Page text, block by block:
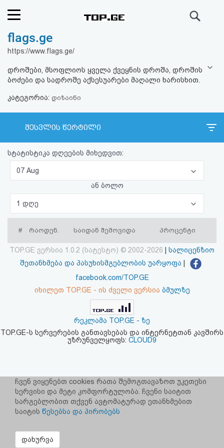
რეიტინგი
კითხვა-
პასუხი
ავტორიზაცია
პაროლის
აღდგენა
HTML
უარყოფა
flags.ge
https://www.flags.ge/
დროშები, მსოფლიოს ყველა ქვეყნის დროშა, დროშის
ბოძები და სადროშე აქსესუარები მაღალი ხარისხით.
კატეგორია: დიზაინი
შესვლის წერტილი
სტატისტიკა დღეების მიხედვით:
07 Aug
ან ბოლო
1 დღე
# რაოდენ. საიდან შემოვიდა პროცენტი
TOP.GE ვერსია 1.0.2 (სატესტო) © 2002-2026
სალიცენზიო
შეთანხმება და პასუხისმგებლობის უარყოფა
facebook.com/TOP.GE
იხილეთ TOP.GE - ის ძველი ვერსია ბმულზე
რეკლამა TOP.GE - ზე
TOP.GE-ს სერვერების განთავსებას და ინტერნეტთან კავშირს
უზრუნველყოფს: CLOUD9
ჩვენ ვიყენებთ cookies რათა შემოგთავაზოთ უკეთესი
სერვისი და მეტი კომფორტულობა. ჩვენი საიტით
სარგებლობით თქვენ ავტომატურად ეთანხმებით
საიტის წესებსა და პირობებს
დახურვა